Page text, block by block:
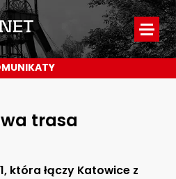
trasa
która łączy Katowice z